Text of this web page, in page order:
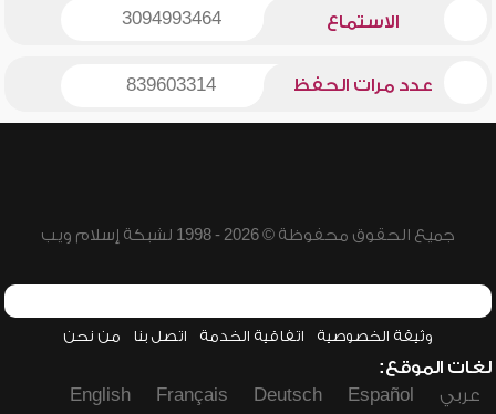
الاستماع 3094993464
عدد مرات الحفظ 839603314
جميع الحقوق محفوظة © 2026 - 1998 لشبكة إسلام ويب
وثيقة الخصوصية اتفاقية الخدمة اتصل بنا من نحن
لغات الموقع:
عربي
Español
Deutsch
Français
English